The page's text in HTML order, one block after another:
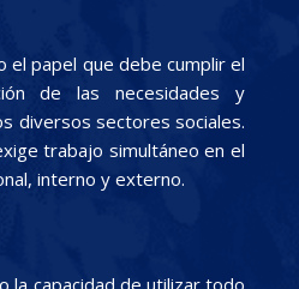
el papel que debe cumplir el
de las necesidades y
diversos sectores sociales.
trabajo simultáneo en el
interno y externo.